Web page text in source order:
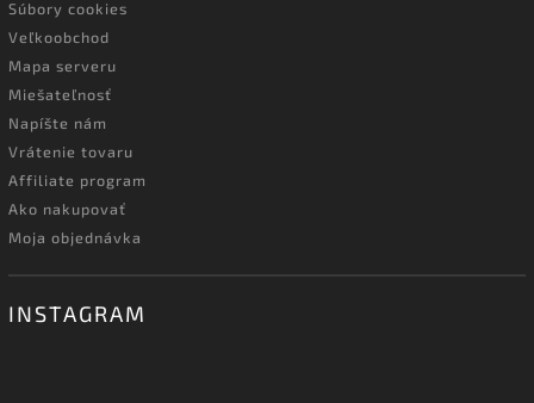
Súbory cookies
Veľkoobchod
Mapa serveru
Miešateľnosť
Napíšte nám
Vrátenie tovaru
Affiliate program
Ako nakupovať
Moja objednávka
INSTAGRAM